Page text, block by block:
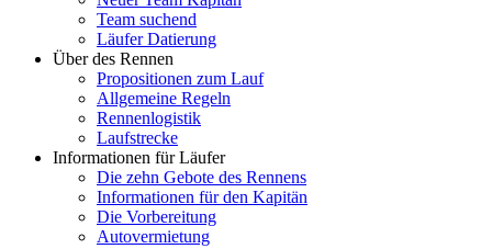
Team suchend
Läufer Datierung
Über des Rennen
Propositionen zum Lauf
Allgemeine Regeln
Rennenlogistik
Laufstrecke
Informationen für Läufer
Die zehn Gebote des Rennens
Informationen für den Kapitän
Die Vorbereitung
Autovermietung